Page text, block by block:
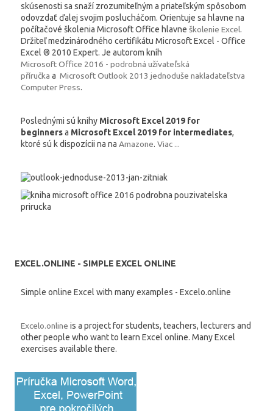
skúsenosti sa snaží zrozumiteľným a priateľským spôsobom
odovzdať ďalej svojim poslucháčom. Orientuje sa hlavne na
počítačové školenia Microsoft Office hlavne školenie Excel.
Držiteľ medzinárodného certifikátu Microsoft Excel - Office
Excel ® 2010 Expert. Je autorom kníh
Microsoft Office 2016 - podrobná užívateľská
příručka a Microsoft Outlook 2013 jednoduše nakladateľstva
Computer Press.
Poslednými sú knihy Microsoft Excel 2019 for
beginnersa Microsoft Excel 2019 for intermediates,
ktoré sú k dispozícii na na Amazone. Viac ...
EXCEL.ONLINE - SIMPLE EXCEL ONLINE
Simple online Excel with many examples - Excelo.online
Excelo.online is a project for students, teachers, lecturers and
other people who want to learn Excel online. Many Excel
exercises available there.